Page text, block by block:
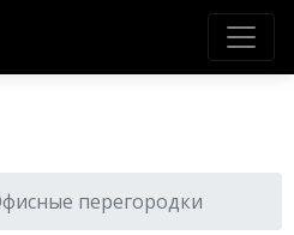
перегородки